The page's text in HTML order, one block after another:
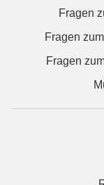
Fragen
Fragen
Fragen